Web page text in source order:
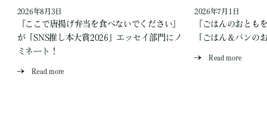
2026年8月3日
『ここで唐揚げ弁当を食べないでください』
が「SNS推し本大賞2026」エッセイ部門にノ
ミネート！
Read more
2026年7月1日
『ごはんのおとも
「ごはん＆パンの
Read more